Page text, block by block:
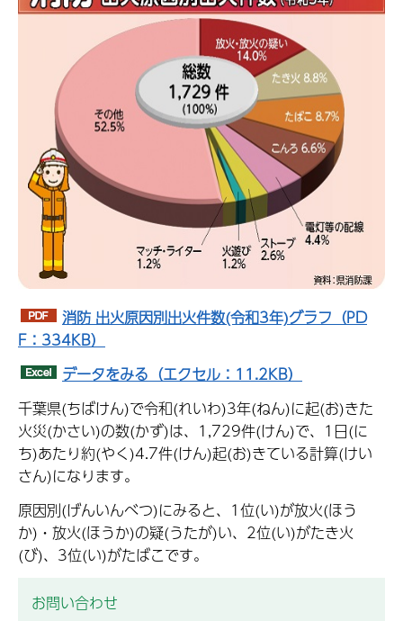
消防 出火原因別出火件数(令和3年)グラフ（PD
F：334KB）
データをみる（エクセル：11.2KB）
千葉県(ちばけん)で令和(れいわ)3年(ねん)に起(お)きた
火災(かさい)の数(かず)は、1,729件(けん)で、1日(に
ち)あたり約(やく)4.7件(けん)起(お)きている計算(けい
さん)になります。
原因別(げんいんべつ)にみると、1位(い)が放火(ほう
か)・放火(ほうか)の疑(うたが)い、2位(い)がたき火
(び)、3位(い)がたばこです。
お問い合わせ